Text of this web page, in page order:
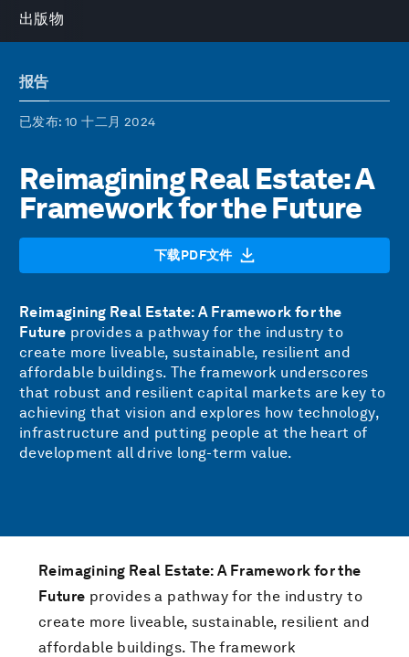
出版物
报告
已发布: 10 十二月 2024
Reimagining Real Estate: A
Framework for the Future
下载PDF文件
Reimagining Real Estate: A Framework for the
Future provides a pathway for the industry to
create more liveable, sustainable, resilient and
affordable buildings. The framework underscores
that robust and resilient capital markets are key to
achieving that vision and explores how technology,
infrastructure and putting people at the heart of
development all drive long-term value.
Reimagining Real Estate: A Framework for the
Future provides a pathway for the industry to
create more liveable, sustainable, resilient and
affordable buildings. The framework